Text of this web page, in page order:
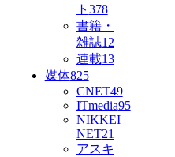
ト 378
書籍・
雑誌12
連載13
媒体825
CNET49
ITmedia95
NIKKEI
NET21
アスキ